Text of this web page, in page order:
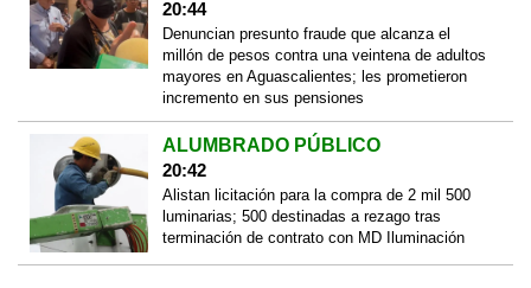
20:44
Denuncian presunto fraude que alcanza el
millón de pesos contra una veintena de adultos
mayores en Aguascalientes; les prometieron
incremento en sus pensiones
ALUMBRADO PÚBLICO
20:42
Alistan licitación para la compra de 2 mil 500
luminarias; 500 destinadas a rezago tras
terminación de contrato con MD Iluminación